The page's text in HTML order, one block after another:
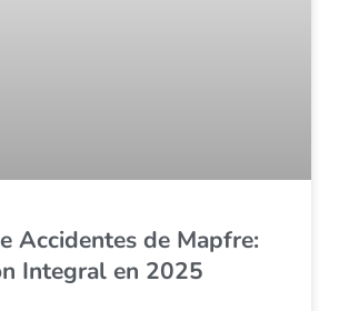
Accidentes de Mapfre:
Integral en 2025